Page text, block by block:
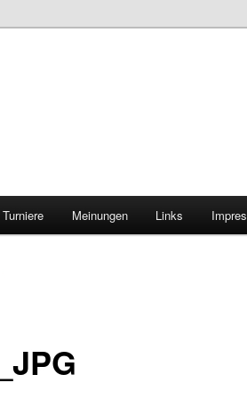
Turniere Meinungen Links